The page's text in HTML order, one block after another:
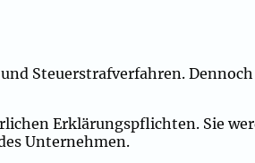
Steuerstrafverfahren. Dennoch
Erklärungspflichten. Sie
Unternehmen.